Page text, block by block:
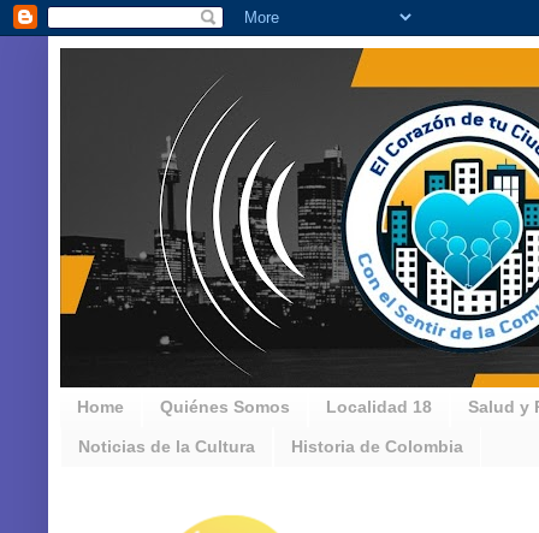
Home Quiénes Somos Localidad 18 Salud y
Noticias de la Cultura Historia de Colombia